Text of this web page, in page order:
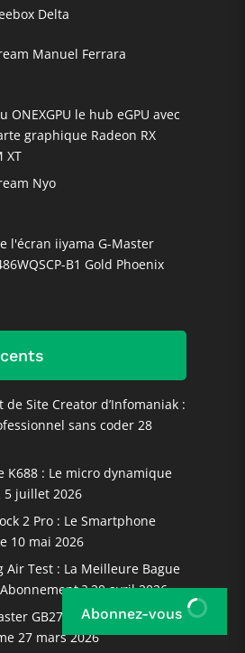
Delta
Manuel Ferrara
ONEXGPU le hub eGPU avec
graphique Radeon RX
XT
Nyo
l'écran iiyama G-Master
B1 Gold Phoenix
de Site Creator d’Infomaniak :
sans coder 28
K688 : Le micro dynamique
5 juillet 2026
2 Pro : Le Smartphone
10 mai 2026
Air Test : La Meilleure Bague
? 20 avril 2026
GB2791QSU-B1 : écran
27 mars 2026
Abonnez-vous